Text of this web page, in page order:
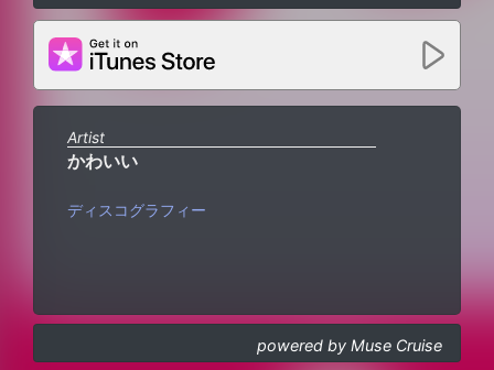
Artist
かわいい
ディスコグラフィー
powered by Muse Cruise